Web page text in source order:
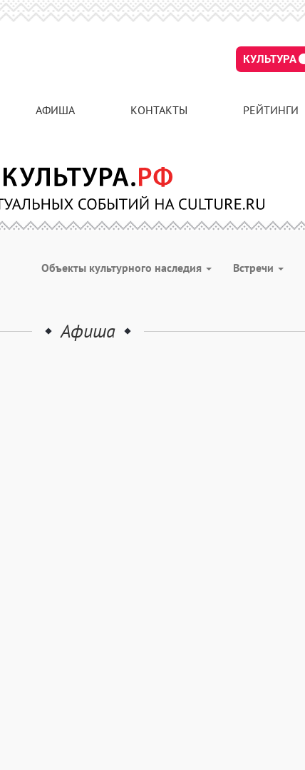
КУЛЬТУРА
АФИША КОНТАКТЫ РЕЙТИНГИ
Объекты культурного наследия Встречи
Афиша